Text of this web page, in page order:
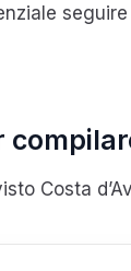
Costa